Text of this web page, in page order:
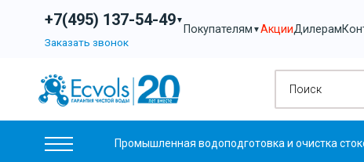
+7(495) 137-54-49▼
Заказать звонок
Покупателям ▼АкцииДилерам
Промышленная водоподготовка и очистка